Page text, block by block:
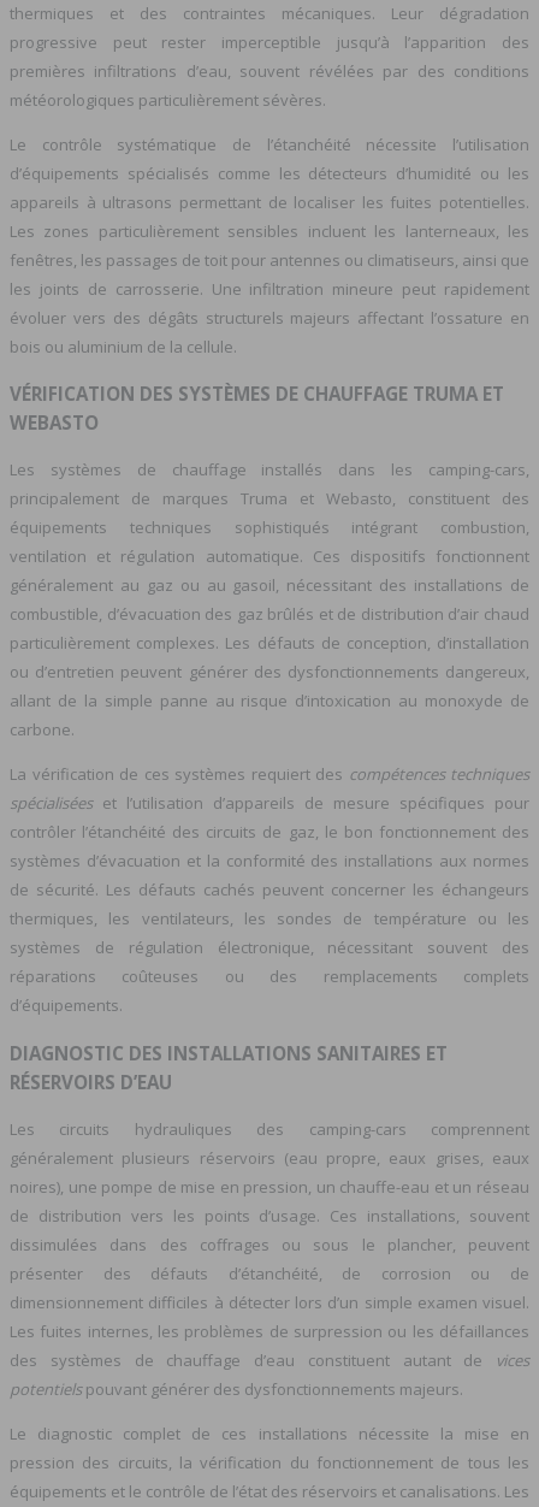
thermiques et des contraintes mécaniques. Leur dégradation
progressive peut rester imperceptible jusqu’à l’apparition des
premières infiltrations d’eau, souvent révélées par des conditions
météorologiques particulièrement sévères.
Le contrôle systématique de l’étanchéité nécessite l’utilisation
d’équipements spécialisés comme les détecteurs d’humidité ou les
appareils à ultrasons permettant de localiser les fuites potentielles.
Les zones particulièrement sensibles incluent les lanterneaux, les
fenêtres, les passages de toit pour antennes ou climatiseurs, ainsi que
les joints de carrosserie. Une infiltration mineure peut rapidement
évoluer vers des dégâts structurels majeurs affectant l’ossature en
bois ou aluminium de la cellule.
VÉRIFICATION DES SYSTÈMES DE CHAUFFAGE TRUMA ET
WEBASTO
Les systèmes de chauffage installés dans les camping-cars,
principalement de marques Truma et Webasto, constituent des
équipements techniques sophistiqués intégrant combustion,
ventilation et régulation automatique. Ces dispositifs fonctionnent
généralement au gaz ou au gasoil, nécessitant des installations de
combustible, d’évacuation des gaz brûlés et de distribution d’air chaud
particulièrement complexes. Les défauts de conception, d’installation
ou d’entretien peuvent générer des dysfonctionnements dangereux,
allant de la simple panne au risque d’intoxication au monoxyde de
carbone.
La vérification de ces systèmes requiert des compétences techniques
spécialisées et l’utilisation d’appareils de mesure spécifiques pour
contrôler l’étanchéité des circuits de gaz, le bon fonctionnement des
systèmes d’évacuation et la conformité des installations aux normes
de sécurité. Les défauts cachés peuvent concerner les échangeurs
thermiques, les ventilateurs, les sondes de température ou les
systèmes de régulation électronique, nécessitant souvent des
réparations coûteuses ou des remplacements complets
d’équipements.
DIAGNOSTIC DES INSTALLATIONS SANITAIRES ET
RÉSERVOIRS D’EAU
Les circuits hydrauliques des camping-cars comprennent
généralement plusieurs réservoirs (eau propre, eaux grises, eaux
noires), une pompe de mise en pression, un chauffe-eau et un réseau
de distribution vers les points d’usage. Ces installations, souvent
dissimulées dans des coffrages ou sous le plancher, peuvent
présenter des défauts d’étanchéité, de corrosion ou de
dimensionnement difficiles à détecter lors d’un simple examen visuel.
Les fuites internes, les problèmes de surpression ou les défaillances
des systèmes de chauffage d’eau constituent autant de
vices
potentielspouvant générer des dysfonctionnements majeurs.
Le diagnostic complet de ces installations nécessite la mise en
pression des circuits, la vérification du fonctionnement de tous les
équipements et le contrôle de l’état des réservoirs et canalisations. Les